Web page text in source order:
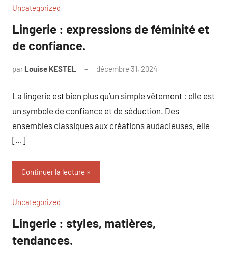
Uncategorized
Lingerie : expressions de féminité et
de confiance.
par Louise KESTEL décembre 31, 2024
La lingerie est bien plus qu’un simple vêtement : elle est
un symbole de confiance et de séduction. Des
ensembles classiques aux créations audacieuses, elle
[…]
Continuer la lecture
Uncategorized
Lingerie : styles, matières,
tendances.